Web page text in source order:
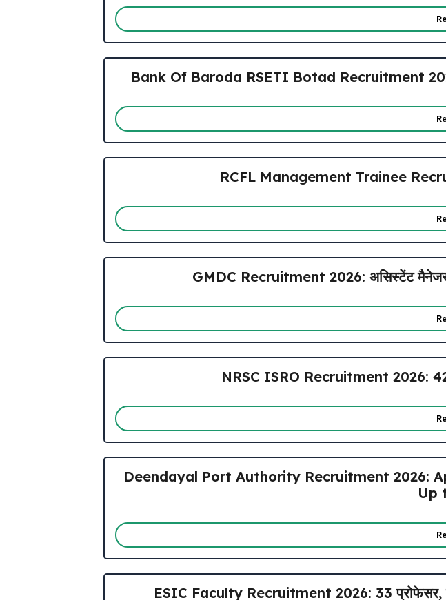
Bank Of Baroda RSETI Botad Recruitment
RCFL Management Trainee
GMDC Recruitment 2026: असिस्टेंट
NRSC ISRO Recruitment 2026: 42
Deendayal Port Authority Recruitment 2026:
Up
ESIC Faculty Recruitment 2026: 33 प्रोफेसर,